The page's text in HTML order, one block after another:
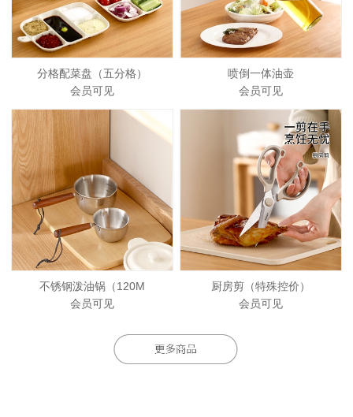
分格配菜盘（五分格）
会员可见
喷倒一体油壶
会员可见
不锈钢泼油锅（120M
会员可见
厨房剪（特殊控价）
会员可见